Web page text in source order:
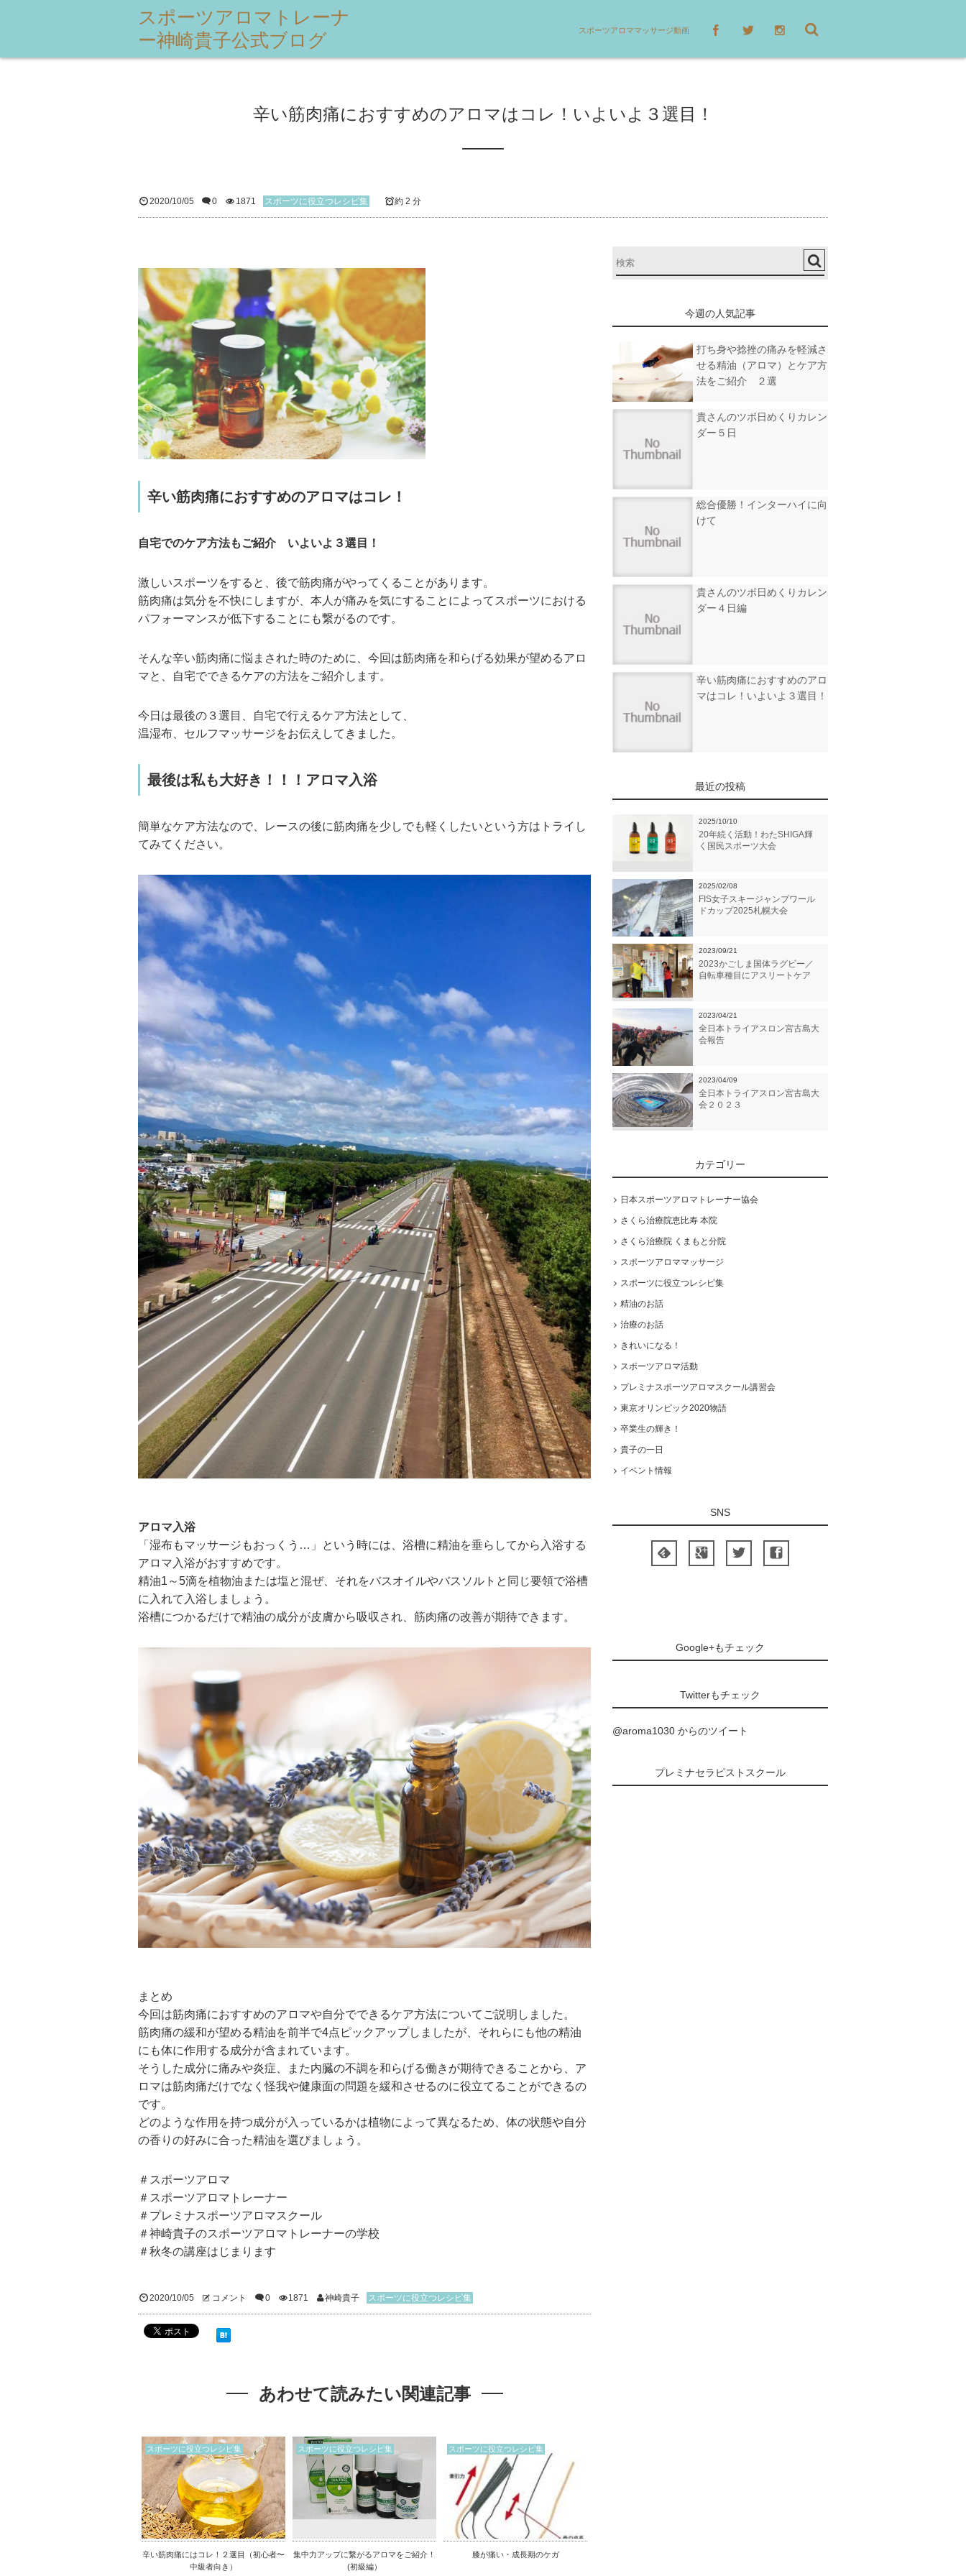
スポーツアロマトレーナ
ー神崎貴子公式ブログ
スポーツアロママッサージ動画
辛い筋肉痛におすすめのアロマはコレ！いよいよ３選目！
2020/10/05 0 1871 スポーツに役立つレシピ集 約 2 分
辛い筋肉痛におすすめのアロマはコレ！
自宅でのケア方法もご紹介 いよいよ３選目！
激しいスポーツをすると、後で筋肉痛がやってくることがあります。
筋肉痛は気分を不快にしますが、本人が痛みを気にすることによってスポーツにおける
パフォーマンスが低下することにも繋がるのです。
そんな辛い筋肉痛に悩まされた時のために、今回は筋肉痛を和らげる効果が望めるアロ
マと、自宅でできるケアの方法をご紹介します。
今日は最後の３選目、自宅で行えるケア方法として、
温湿布、セルフマッサージをお伝えしてきました。
最後は私も大好き！！！アロマ入浴
簡単なケア方法なので、レースの後に筋肉痛を少しでも軽くしたいという方はトライし
てみてください。
アロマ入浴
「湿布もマッサージもおっくう…」という時には、浴槽に精油を垂らしてから入浴する
アロマ入浴がおすすめです。
精油1～5滴を植物油または塩と混ぜ、それをバスオイルやバスソルトと同じ要領で浴槽
に入れて入浴しましょう。
浴槽につかるだけで精油の成分が皮膚から吸収され、筋肉痛の改善が期待できます。
まとめ
今回は筋肉痛におすすめのアロマや自分でできるケア方法についてご説明しました。
筋肉痛の緩和が望める精油を前半で4点ピックアップしましたが、それらにも他の精油
にも体に作用する成分が含まれています。
そうした成分に痛みや炎症、また内臓の不調を和らげる働きが期待できることから、ア
ロマは筋肉痛だけでなく怪我や健康面の問題を緩和させるのに役立てることができるの
です。
どのような作用を持つ成分が入っているかは植物によって異なるため、体の状態や自分
の香りの好みに合った精油を選びましょう。
＃スポーツアロマ
＃スポーツアロマトレーナー
＃プレミナスポーツアロマスクール
＃神崎貴子のスポーツアロマトレーナーの学校
＃秋冬の講座はじまります
2020/10/05 コメント 0 1871 神崎貴子 スポーツに役立つレシピ集
あわせて読みたい関連記事
辛い筋肉痛にはコレ！２選目（初心者〜
中級者向き）
スポーツに役立つレシピ集
集中力アップに繋がるアロマをご紹介！
(初級編）
スポーツに役立つレシピ集
膝が痛い・成長期のケガ
スポーツに役立つレシピ集
今週の人気記事
打ち身や捻挫の痛みを軽減さ
せる精油（アロマ）とケア方
法をご紹介 ２選
貴さんのツボ日めくりカレン
ダー５日
総合優勝！インターハイに向
けて
貴さんのツボ日めくりカレン
ダー４日編
辛い筋肉痛におすすめのアロ
マはコレ！いよいよ３選目！
最近の投稿
2025/10/10
20年続く活動！わたSHIGA輝
く国民スポーツ大会
2025/02/08
FIS女子スキージャンプワール
ドカップ2025札幌大会
2023/09/21
2023かごしま国体ラグビー／
自転車種目にアスリートケア
2023/04/21
全日本トライアスロン宮古島大
会報告
2023/04/09
全日本トライアスロン宮古島大
会２０２３
カテゴリー
日本スポーツアロマトレーナー協会
さくら治療院恵比寿 本院
さくら治療院 くまもと分院
スポーツアロママッサージ
スポーツに役立つレシピ集
精油のお話
治療のお話
きれいになる！
スポーツアロマ活動
プレミナスポーツアロマスクール講習会
東京オリンピック2020物語
卒業生の輝き！
貴子の一日
イベント情報
SNS
Google+もチェック
Twitterもチェック
@aroma1030 からのツイート
プレミナセラピストスクール